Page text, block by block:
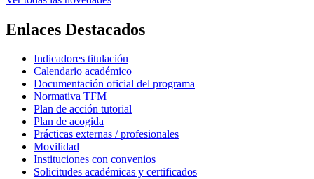
Enlaces Destacados
Indicadores titulación
Calendario académico
Documentación oficial del programa
Normativa TFM
Plan de acción tutorial
Plan de acogida
Prácticas externas / profesionales
Movilidad
Instituciones con convenios
Solicitudes académicas y certificados